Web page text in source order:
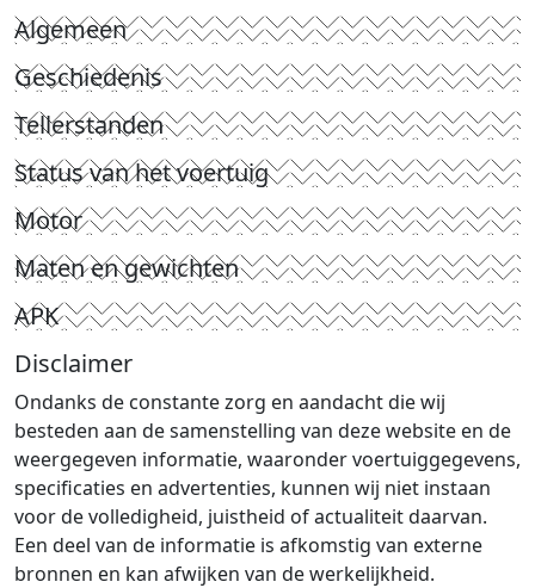
Algemeen
Geschiedenis
Tellerstanden
Status van het voertuig
Motor
Maten en gewichten
APK
Disclaimer
Ondanks de constante zorg en aandacht die wij
besteden aan de samenstelling van deze website en de
weergegeven informatie, waaronder voertuiggegevens,
specificaties en advertenties, kunnen wij niet instaan
voor de volledigheid, juistheid of actualiteit daarvan.
Een deel van de informatie is afkomstig van externe
bronnen en kan afwijken van de werkelijkheid.